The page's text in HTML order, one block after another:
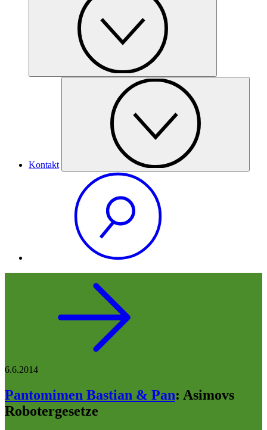
Kontakt
6.6.2014
Pantomimen Bastian & Pan: Asimovs
Robotergesetze